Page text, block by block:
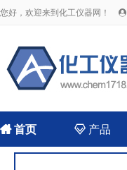
您好，欢迎来到化工仪器网！ 
首页 产品